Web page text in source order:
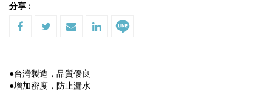
分享 :
●台灣製造，品質優良
●增加密度，防止漏水